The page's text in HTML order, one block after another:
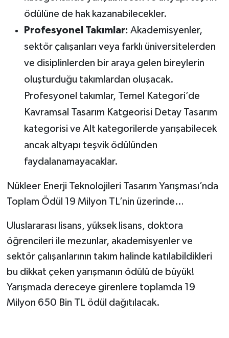
ödülüne de hak kazanabilecekler.
Profesyonel Takımlar: Akademisyenler,
sektör çalışanları veya farklı üniversitelerden
ve disiplinlerden bir araya gelen bireylerin
oluşturduğu takımlardan oluşacak.
Profesyonel takımlar, Temel Kategori’de
Kavramsal Tasarım Katgeorisi Detay Tasarım
kategorisi ve Alt kategorilerde yarışabilecek
ancak altyapı teşvik ödülünden
faydalanamayacaklar.
Nükleer Enerji Teknolojileri Tasarım Yarışması’nda
Toplam Ödül 19 Milyon TL’nin üzerinde…
Uluslararası lisans, yüksek lisans, doktora
öğrencileri ile mezunlar, akademisyenler ve
sektör çalışanlarının takım halinde katılabildikleri
bu dikkat çeken yarışmanın ödülü de büyük!
Yarışmada dereceye girenlere toplamda 19
Milyon 650 Bin TL ödül dağıtılacak.